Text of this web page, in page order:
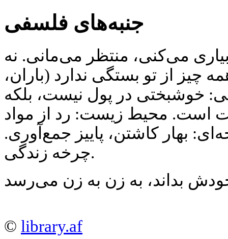
جنبه‌های فلسفی
می‌کنی، منتظر می‌مانی. نه
چیز از تو بستگی ندارد (باران،
خوشبختی در پول نیست، بلکه
است. محیط زیست: رد از مواد
بهار کاشتن، پاییز جمع‌آوری.
چرخه زندگی.
© library.af